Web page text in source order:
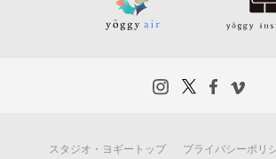
スタジオ・ヨギートップ プライバシーポリ